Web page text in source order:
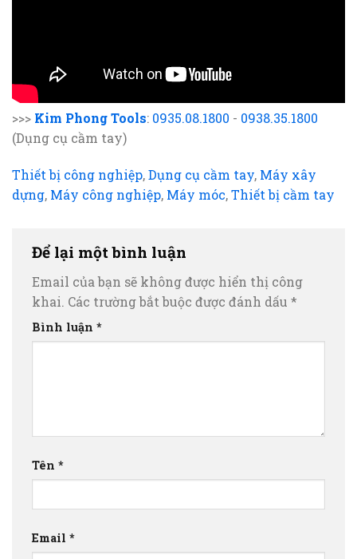
>>> Kim Phong Tools: 0935.08.1800 - 0938.35.1800
(Dụng cụ cầm tay)
Thiết bị công nghiệp,Dụng cụ cầm tay, Máy xây
dựng, Máy công nghiệp, Máy móc,Thiết bị cầm tay
Để lại một bình luận
Email của bạn sẽ không được hiển thị công
khai. Các trường bắt buộc được đánh dấu *
Bình luận *
Tên *
Email *